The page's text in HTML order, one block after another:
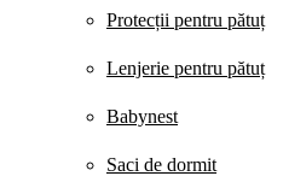
Protecții pentru pătuț
Lenjerie pentru pătuț
Babynest
Saci de dormit